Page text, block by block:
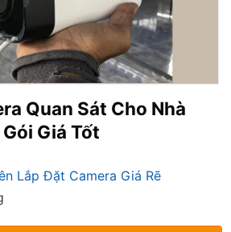
Quan Sát Cho Nhà
Giá Tốt
Lắp Đặt Camera Giá Rẽ